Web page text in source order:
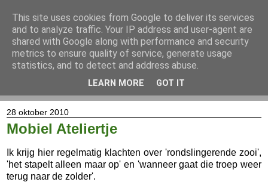
28 oktober 2010
Mobiel Ateliertje
Ik krijg hier regelmatig klachten over 'rondslingerende zooi',
'het stapelt alleen maar op' en 'wanneer gaat die troep weer
terug naar de zolder'.
This site uses cookies from Google to deliver its services
and to analyze traffic. Your IP address and user-agent are
shared with Google along with performance and security
metrics to ensure quality of service, generate usage
statistics, and to detect and address abuse.
LEARN MORE GOT IT